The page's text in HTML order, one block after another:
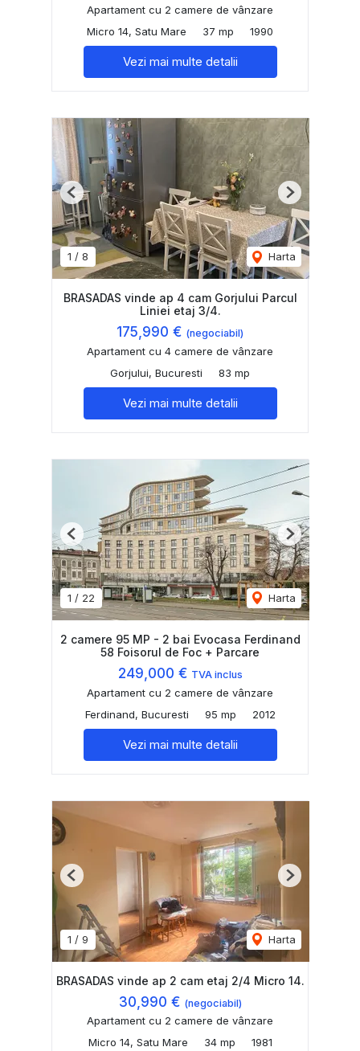
Apartament cu 2 camere de vânzare
Micro 14, Satu Mare
37 mp 1990
Vezi mai multe detalii
1 / 8 Harta
Previous Next
BRASADAS vinde ap 4 cam Gorjului Parcul
Liniei etaj 3/4.
175,990 € (negociabil)
Apartament cu 4 camere de vânzare
Gorjului, Bucuresti
83 mp
Vezi mai multe detalii
1 / 22 Harta
Previous Next
2 camere 95 MP - 2 bai Evocasa Ferdinand
58 Foisorul de Foc + Parcare
249,000 € TVA inclus
Apartament cu 2 camere de vânzare
Ferdinand, Bucuresti
95 mp 2012
Vezi mai multe detalii
1 / 9 Harta
Previous Next
BRASADAS vinde ap 2 cam etaj 2/4 Micro 14.
30,990 € (negociabil)
Apartament cu 2 camere de vânzare
Micro 14, Satu Mare
34 mp 1981